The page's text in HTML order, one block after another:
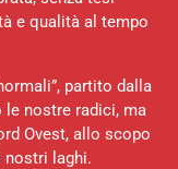
e qualità al tempo
partito dalla
nostre radici, ma
Ovest, allo scopo
nostri laghi.